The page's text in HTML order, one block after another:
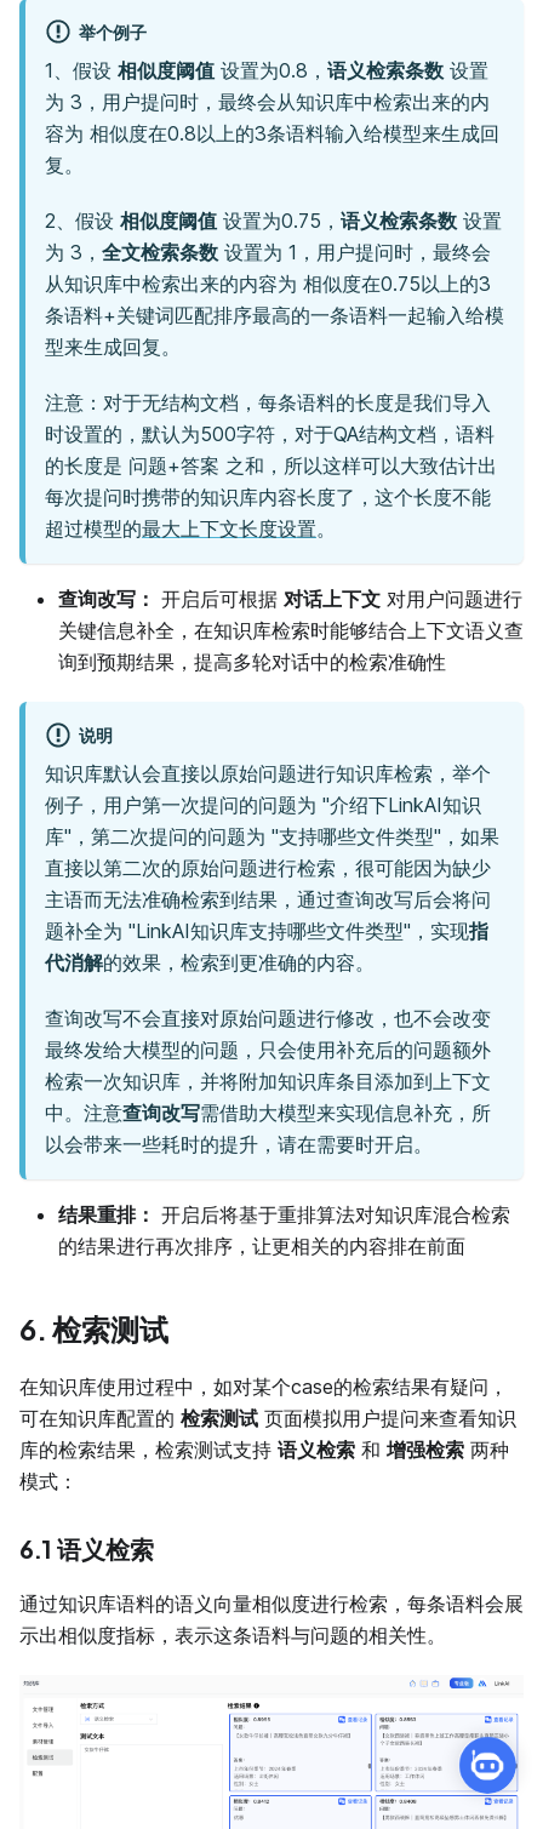
举个例子
1、假设 相似度阈值 设置为0.8， 语义检索条数 设置
为 3，用户提问时，最终会从知识库中检索出来的内
容为 相似度在0.8以上的3条语料输入给模型来生成回
复。
2、假设 相似度阈值 设置为0.75， 语义检索条数 设置
为 3， 全文检索条数 设置为 1，用户提问时，最终会
从知识库中检索出来的内容为 相似度在0.75以上的3
条语料+关键词匹配排序最高的一条语料一起输入给模
型来生成回复。
注意：对于无结构文档，每条语料的长度是我们导入
时设置的，默认为500字符，对于QA结构文档，语料
的长度是 问题+答案 之和，所以这样可以大致估计出
每次提问时携带的知识库内容长度了，这个长度不能
超过模型的最大上下文长度设置。
查询改写： 开启后可根据 对话上下文 对用户问题进行
关键信息补全，在知识库检索时能够结合上下文语义查
询到预期结果，提高多轮对话中的检索准确性
说明
知识库默认会直接以原始问题进行知识库检索，举个
例子，用户第一次提问的问题为 "介绍下LinkAI知识
库"，第二次提问的问题为 "支持哪些文件类型"，如果
直接以第二次的原始问题进行检索，很可能因为缺少
主语而无法准确检索到结果，通过查询改写后会将问
题补全为 "LinkAI知识库支持哪些文件类型"，实现指
代消解的效果，检索到更准确的内容。
查询改写不会直接对原始问题进行修改，也不会改变
最终发给大模型的问题，只会使用补充后的问题额外
检索一次知识库，并将附加知识库条目添加到上下文
中。注意查询改写需借助大模型来实现信息补充，所
以会带来一些耗时的提升，请在需要时开启。
结果重排： 开启后将基于重排算法对知识库混合检索
的结果进行再次排序，让更相关的内容排在前面
6. 检索测试
在知识库使用过程中，如对某个case的检索结果有疑问，
可在知识库配置的 检索测试 页面模拟用户提问来查看知识
库的检索结果，检索测试支持 语义检索 和 增强检索 两种
模式：
6.1 语义检索
通过知识库语料的语义向量相似度进行检索，每条语料会展
示出相似度指标，表示这条语料与问题的相关性。